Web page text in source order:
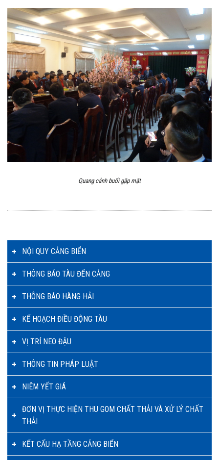
NỘI QUY CẢNG BIỂN
THÔNG BÁO TÀU ĐẾN CẢNG
THÔNG BÁO HÀNG HẢI
KẾ HOẠCH ĐIỀU ĐỘNG TÀU
VỊ TRÍ NEO ĐẬU
THÔNG TIN PHÁP LUẬT
NIÊM YẾT GIÁ
ĐƠN VỊ THỰC HIỆN THU GOM CHẤT THẢI VÀ XỬ LÝ CHẤT
THẢI
KẾT CẤU HẠ TẦNG CẢNG BIỂN
Quang cảnh buổi gặp mặt